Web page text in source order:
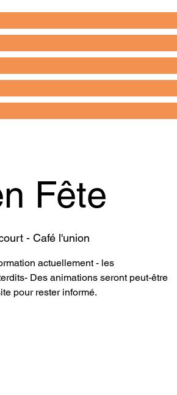
Fête
- Café l'union
actuellement - les
Des animations seront peut-être
pour rester informé.